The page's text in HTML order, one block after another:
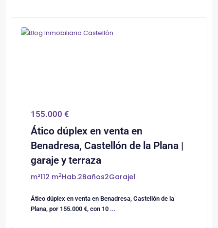
0 Castellón/Castelló
155.000 €
Ático dúplex en venta en
Benadresa, Castellón de la Plana |
garaje y terraza
m²112 m2Hab.2Baños2Garaje1
Ático dúplex en venta en Benadresa, Castellón de la
Plana, por 155.000 €, con 10 ...